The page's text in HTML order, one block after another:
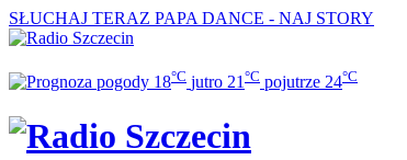
SŁUCHAJ TERAZ PAPA DANCE - NAJ STORY
18°C jutro 21 °C pojutrze 24°C